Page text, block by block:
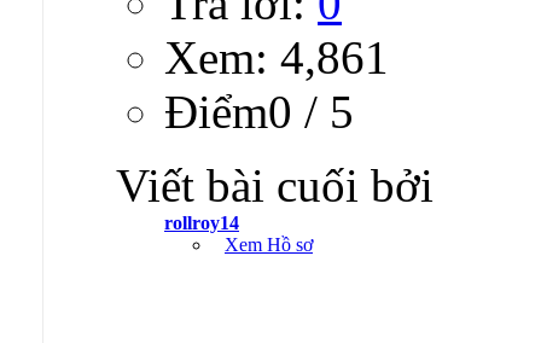
Xem: 4,861
Ðiểm0 / 5
Viết bài cuối bởi
rollroy14
Xem Hồ sơ